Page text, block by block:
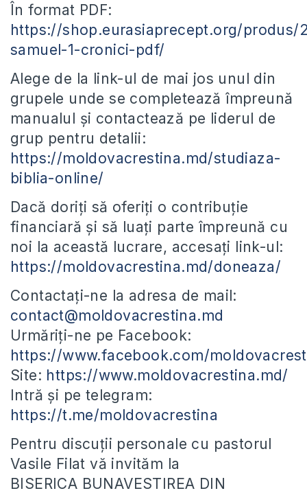
În format PDF:
https://shop.eurasiaprecept.org/produs/
samuel-1-cronici-pdf/
Alege de la link-ul de mai jos unul din
grupele unde se completează împreună
manualul și contactează pe liderul de
grup pentru detalii:
https://moldovacrestina.md/studiaza-
biblia-online/
Dacă doriți să oferiți o contribuție
financiară și să luați parte împreună cu
noi la această lucrare, accesați link-ul:
https://moldovacrestina.md/doneaza/
Contactați-ne la adresa de mail:
contact@moldovacrestina.md
Urmăriți-ne pe Facebook:
https://www.facebook.com/
Site: https://www.moldovacrestina.md/
Intră și pe telegram:
https://t.me/moldovacrestina
Pentru discuții personale cu pastorul
Vasile Filat vă invităm la
BISERICA BUNAVESTIREA DIN